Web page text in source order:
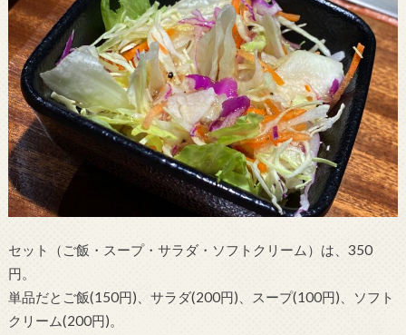
セット（ご飯・スープ・サラダ・ソフトクリーム）は、350
円。
単品だとご飯(150円)、サラダ(200円)、スープ(100円)、ソフト
クリーム(200円)。